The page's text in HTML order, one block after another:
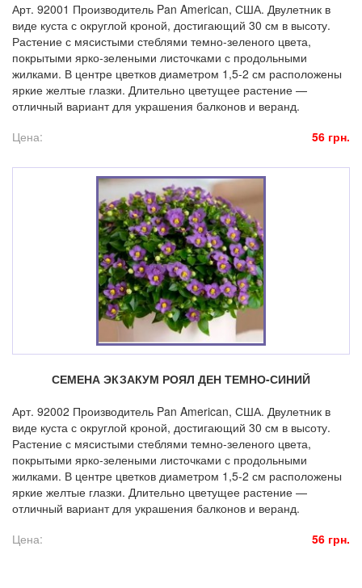
Арт. 92001 Производитель Pan American, США. Двулетник в
виде куста с округлой кроной, достигающий 30 см в высоту.
Растение с мясистыми стеблями темно-зеленого цвета,
покрытыми ярко-зелеными листочками с продольными
жилками. В центре цветков диаметром 1,5-2 см расположены
яркие желтые глазки. Длительно цветущее растение —
отличный вариант для украшения балконов и веранд.
Цена:
56 грн.
СЕМЕНА ЭКЗАКУМ РОЯЛ ДЕН ТЕМНО-СИНИЙ
Арт. 92002 Производитель Pan American, США. Двулетник в
виде куста с округлой кроной, достигающий 30 см в высоту.
Растение с мясистыми стеблями темно-зеленого цвета,
покрытыми ярко-зелеными листочками с продольными
жилками. В центре цветков диаметром 1,5-2 см расположены
яркие желтые глазки. Длительно цветущее растение —
отличный вариант для украшения балконов и веранд.
Цена:
56 грн.